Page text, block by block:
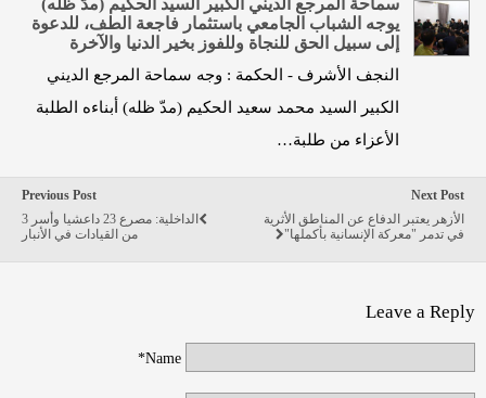
يوجه الشباب الجامعي باستثمار فاجعة الطف، للدعوة
إلى سبيل الحق للنجاة وللفوز بخير الدنيا والآخرة
النجف الأشرف - الحكمة : وجه سماحة المرجع الديني
الكبير السيد محمد سعيد الحكيم (مدّ ظله) أبناءه الطلبة
الأعزاء من طلبة…
Previous Post
الداخلية: مصرع 23 داعشيا وأسر 3
من القيادات في الأنبار
Next Post
الأزهر يعتبر الدفاع عن المناطق الأثرية
في تدمر "معركة الإنسانية بأكملها"
Leave a Reply
Name*